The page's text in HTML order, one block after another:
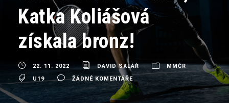
Katka Koliášová
získala bronz!
22. 11. 2022 DAVID SKLÁŘ
MMČR
U19
ŽÁDNÉ KOMENTÁŘE